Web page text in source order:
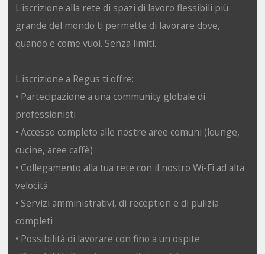
L'iscrizione alla rete di spazi di lavoro flessibili più
grande del mondo ti permette di lavorare dove,
quando e come vuoi. Senza limiti.
L'iscrizione a Regus ti offre:
• Partecipazione a una community globale di
professionisti
• Accesso completo alle nostre aree comuni (lounge,
cucine, aree caffè)
• Collegamento alla tua rete con il nostro Wi-Fi ad alta
velocità
• Servizi amministrativi, di reception e di pulizia
completi
• Possibilità di lavorare con fino a un ospite